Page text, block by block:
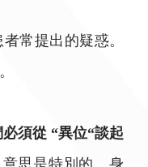
常提出的疑惑。
須從 “異位“談起
思是特別的、身